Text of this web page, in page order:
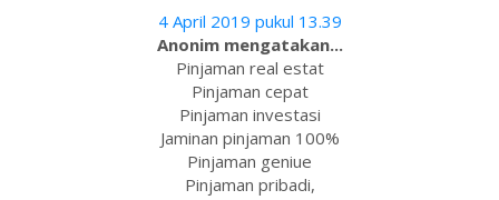
4 April 2019 pukul 13.39
Anonim mengatakan...
Pinjaman real estat
Pinjaman cepat
Pinjaman investasi
Jaminan pinjaman 100%
Pinjaman geniue
Pinjaman pribadi,